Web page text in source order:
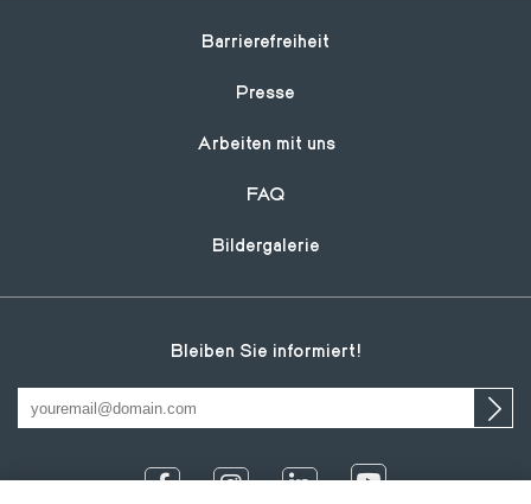
Footer
Barrierefreiheit
Presse
Arbeiten mit uns
FAQ
Bildergalerie
Bleiben Sie informiert!